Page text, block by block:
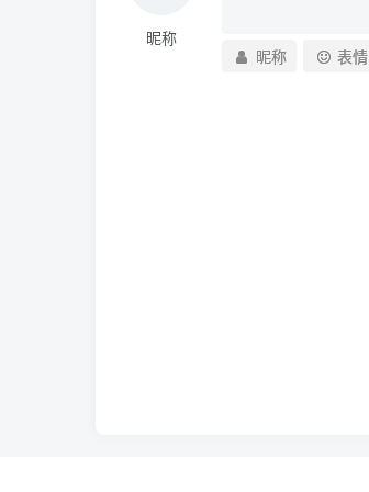
昵称
昵称
表情